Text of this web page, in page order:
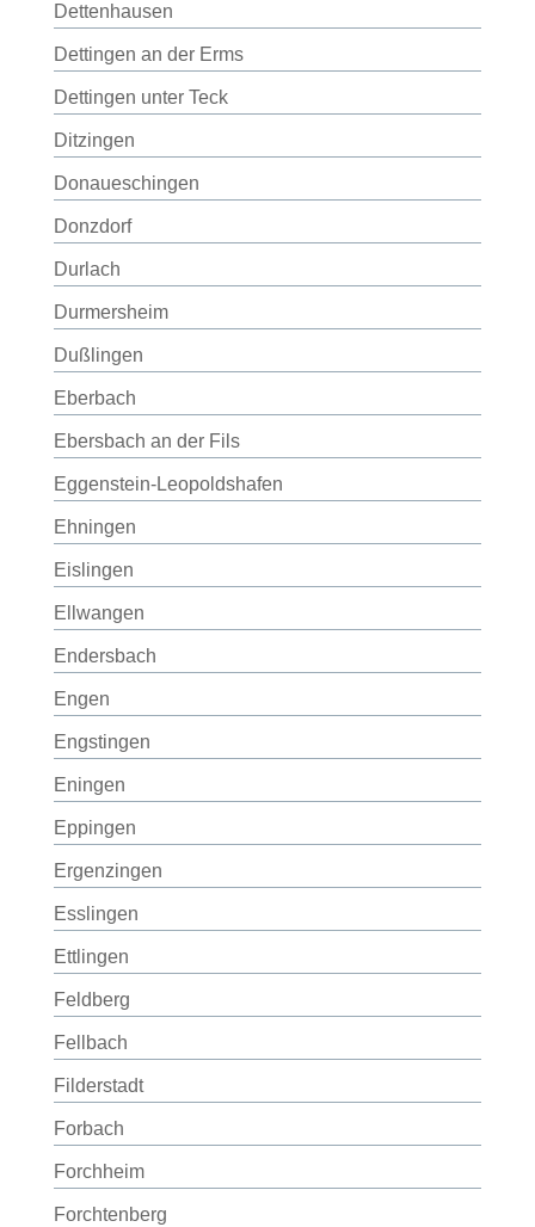
Dettenhausen
Dettingen an der Erms
Dettingen unter Teck
Ditzingen
Donaueschingen
Donzdorf
Durlach
Durmersheim
Dußlingen
Eberbach
Ebersbach an der Fils
Eggenstein-Leopoldshafen
Ehningen
Eislingen
Ellwangen
Endersbach
Engen
Engstingen
Eningen
Eppingen
Ergenzingen
Esslingen
Ettlingen
Feldberg
Fellbach
Filderstadt
Forbach
Forchheim
Forchtenberg